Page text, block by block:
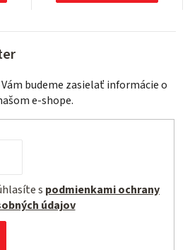
budeme zasielať informácie o
e-shope.
s podmienkami ochrany
údajov